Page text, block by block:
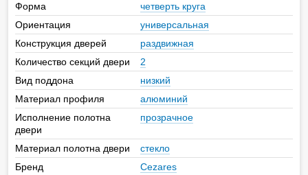
Форма
четверть круга
Ориентация
универсальная
Конструкция дверей
раздвижная
Количество секций двери
2
Вид поддона
низкий
Материал профиля
алюминий
Исполнение полотна
двери
прозрачное
Материал полотна двери
стекло
Бренд
Cezares